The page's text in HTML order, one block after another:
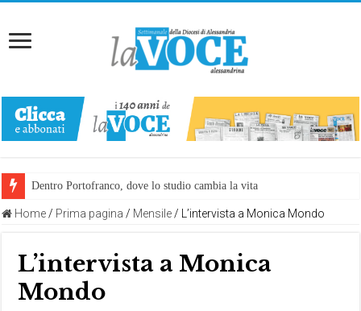
Dentro Portofranco, dove lo studio cambia la vita
Home / Prima pagina / Mensile / L’intervista a Monica Mondo
L’intervista a Monica
Mondo